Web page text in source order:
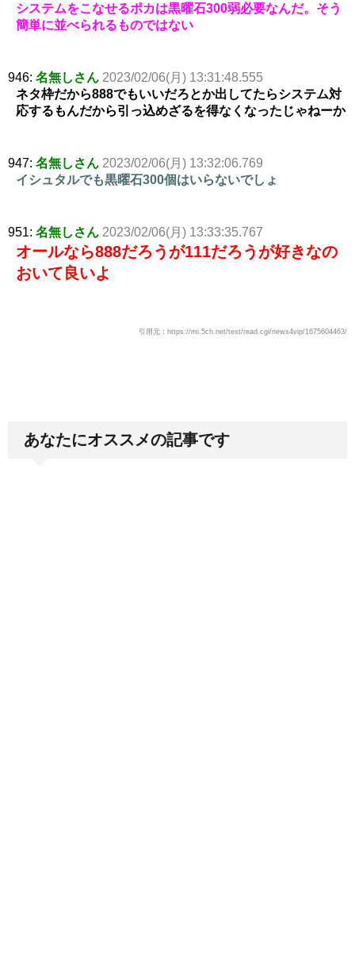
システムをこなせるポカは黒曜石300弱必要なんだ。そう
簡単に並べられるものではない
946: 名無しさん 2023/02/06(月) 13:31:48.555
ネタ枠だから888でもいいだろとか出してたらシステム対
応するもんだから引っ込めざるを得なくなったじゃねーか
947: 名無しさん 2023/02/06(月) 13:32:06.769
イシュタルでも黒曜石300個はいらないでしょ
951: 名無しさん 2023/02/06(月) 13:33:35.767
オールなら888だろうが111だろうが好きなの
おいて良いよ
引用元：https://mi.5ch.net/test/read.cgi/news4vip/1675604463/
あなたにオススメの記事です